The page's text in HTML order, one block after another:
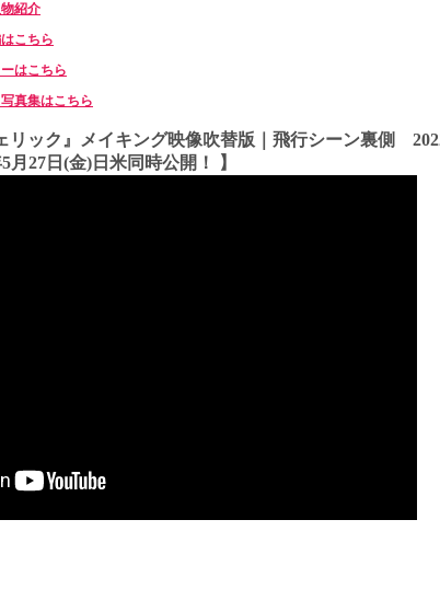
紹介
こちら
はこちら
真集はこちら
リック』メイキング映像吹替版｜飛行シーン裏側
月27日(金)日米同時公開！ 】